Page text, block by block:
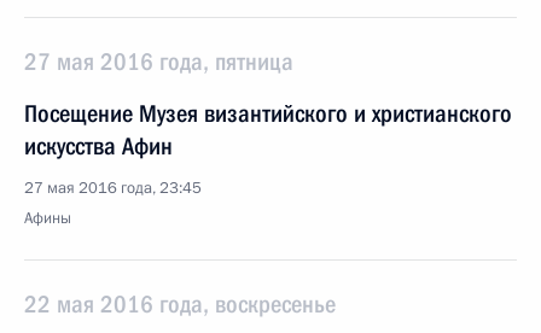
27 мая 2016 года, пятница
Посещение Музея византийского и христианского
искусства Афин
27 мая 2016 года, 23:45
Афины
22 мая 2016 года, воскресенье